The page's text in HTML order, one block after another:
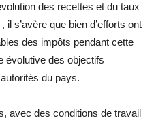
des recettes et du taux
s’avère que bien d’efforts ont
des impôts pendant cette
évolutive des objectifs
du pays.
avec des conditions de travail